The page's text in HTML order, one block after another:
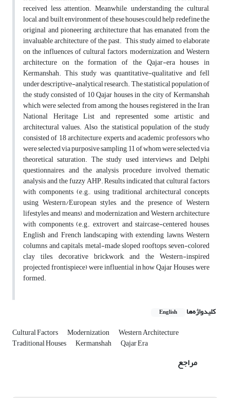
received less attention. Meanwhile, understanding the cultural,
local, and built environment of these houses could help redefine the
original and pioneering architecture that has emanated from the
invaluable architecture of the past. This study aimed to elaborate
on the influences of cultural factors, modernization, and Western
architecture on the formation of the Qajar-era houses in
Kermanshah. This study was quantitative-qualitative and fell
under descriptive-analytical research. The statistical population of
the study consisted of 10 Qajar houses in the city of Kermanshah
which were selected from among the houses registered in the Iran
National Heritage List and represented some artistic and
architectural values. Also, the statistical population of the study
consisted of 18 architecture experts and academic professors who
were selected via purposive sampling, 11 of whom were selected via
theoretical saturation. The study used interviews and Delphi
questionnaires, and the analysis procedure involved thematic
analysis and the fuzzy AHP. Results indicated that cultural factors
with components (e.g., using traditional architectural concepts,
using Western/European styles, and the presence of Western
lifestyles and means), and modernization and Western architecture
with components (e.g., extrovert and staircase-centered houses,
English and French landscaping with extending lawns, Western
columns and capitals, metal-made sloped rooftops, seven-colored
clay tiles, decorative brickwork, and the Western-inspired
projected frontispiece) were influential in how Qajar Houses were
formed.
کلیدواژه‌ها English
Cultural Factors Modernization Western Architecture
Traditional Houses Kermanshah Qajar Era
مراجع